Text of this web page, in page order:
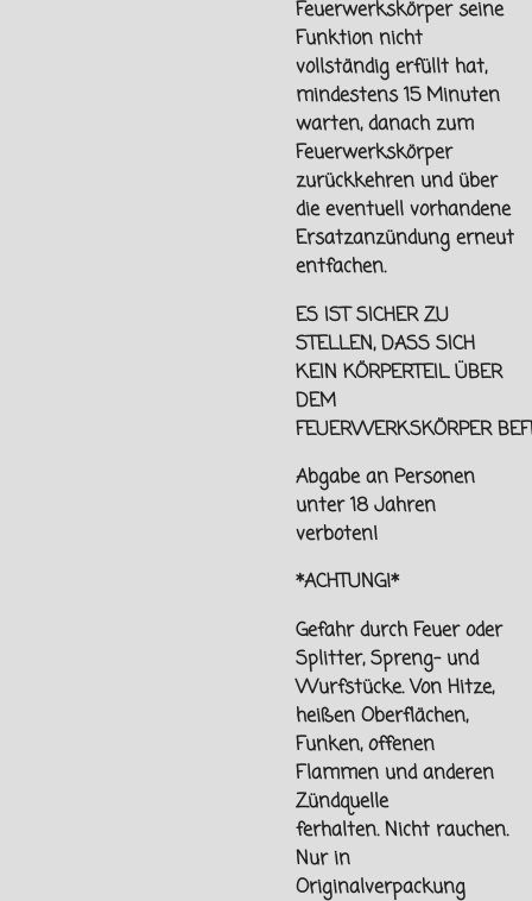
Feuerwerkskörper seine
Funktion nicht
vollständig erfüllt hat,
mindestens 15 Minuten
warten, danach zum
Feuerwerkskörper
zurückkehren und über
die eventuell vorhandene
Ersatzanzündung erneut
entfachen.
ES IST SICHER ZU
STELLEN, DASS SICH
KEIN KÖRPERTEIL ÜBER
DEM
FEUERWERKSKÖRPER
Abgabe an Personen
unter18 Jahren
verboten!
*ACHTUNG!*
Gefahr durch Feuer oder
Splitter, Spreng- und
Wurfstücke. Von Hitze,
heißen Oberflächen,
Funken, offenen
Flammen undanderen
Zündquelle
ferhalten.Nicht rauchen.
Nur in
Originalverpackung